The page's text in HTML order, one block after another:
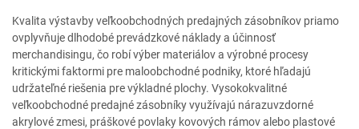
Kvalita výstavby veľkoobchodných predajných zásobníkov priamo
ovplyvňuje dlhodobé prevádzkové náklady a účinnosť
merchandisingu, čo robí výber materiálov a výrobné procesy
kritickými faktormi pre maloobchodné podniky, ktoré hľadajú
udržateľné riešenia pre výkladné plochy. Vysokokvalitné
veľkoobchodné predajné zásobníky využívajú nárazuvzdorné
akrylové zmesi, práškové povlaky kovových rámov alebo plastové